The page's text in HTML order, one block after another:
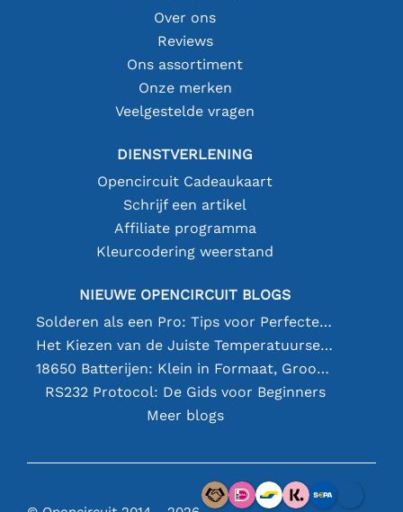
Over ons
Reviews
Ons assortiment
Onze merken
Veelgestelde vragen
DIENSTVERLENING
Opencircuit Cadeaukaart
Schrijf een artikel
Affiliate programma
Kleurcodering weerstand
NIEUWE OPENCIRCUIT BLOGS
Solderen als een Pro: Tips voor Perfecte Elektronische Verbindingen
Het Kiezen van de Juiste Temperatuursensor [youtube]
18650 Batterijen: Klein in Formaat, Groot in Prestatie
RS232 Protocol: De Gids voor Beginners
Meer blogs